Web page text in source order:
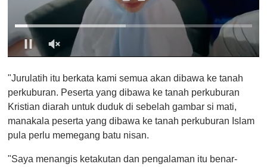
1
m
i
n
t
,
"Jurulatih itu berkata kami semua akan dibawa ke tanah
perkuburan. Peserta yang dibawa ke tanah perkuburan
Kristian diarah untuk duduk di sebelah gambar si mati,
manakala peserta yang dibawa ke tanah perkuburan Islam
pula perlu memegang batu nisan.
"Saya menangis ketakutan dan pengalaman itu benar-